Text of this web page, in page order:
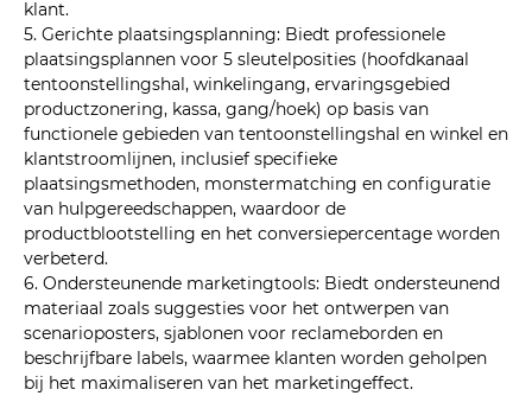
klant.
5. Gerichte plaatsingsplanning: Biedt professionele
plaatsingsplannen voor 5 sleutelposities (hoofdkanaal
tentoonstellingshal, winkelingang, ervaringsgebied
productzonering, kassa, gang/hoek) op basis van
functionele gebieden van tentoonstellingshal en winkel en
klantstroomlijnen, inclusief specifieke
plaatsingsmethoden, monstermatching en configuratie
van hulpgereedschappen, waardoor de
productblootstelling en het conversiepercentage worden
verbeterd.
6. Ondersteunende marketingtools: Biedt ondersteunend
materiaal zoals suggesties voor het ontwerpen van
scenarioposters, sjablonen voor reclameborden en
beschrijfbare labels, waarmee klanten worden geholpen
bij het maximaliseren van het marketingeffect.